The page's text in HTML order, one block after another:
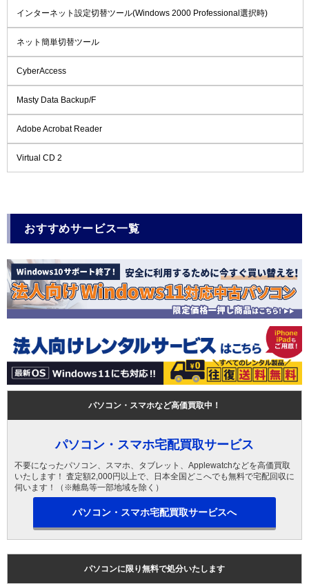
インターネット設定切替ツール(Windows 2000 Professional選択時)
ネット簡単切替ツール
CyberAccess
Masty Data Backup/F
Adobe Acrobat Reader
Virtual CD 2
おすすめサービス一覧
パソコン・スマホなど高価買取中！
パソコン・スマホ宅配買取サービス
不要になったパソコン、スマホ、タブレット、Applewatchなどを高価買取
いたします！ 査定額2,000円以上で、日本全国どこへでも無料で宅配回収に
伺います！（※離島等一部地域を除く）
パソコン・スマホ宅配買取サービスへ
パソコンに限り無料で処分いたします